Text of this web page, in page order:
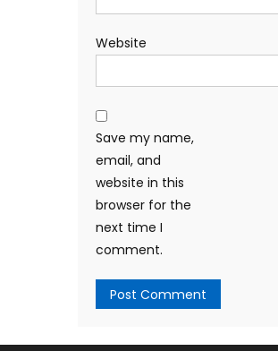
Website
Save my name,
email, and
website in this
browser for the
next time I
comment.